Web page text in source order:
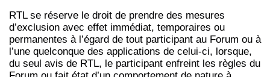
RTL se réserve le droit de prendre des mesures
d’exclusion avec effet immédiat, temporaires ou
permanentes à l’égard de tout participant au Forum ou à
l’une quelconque des applications de celui-ci, lorsque,
du seul avis de RTL, le participant enfreint les règles du